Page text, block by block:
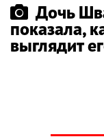
Дочь
показала,
выглядит